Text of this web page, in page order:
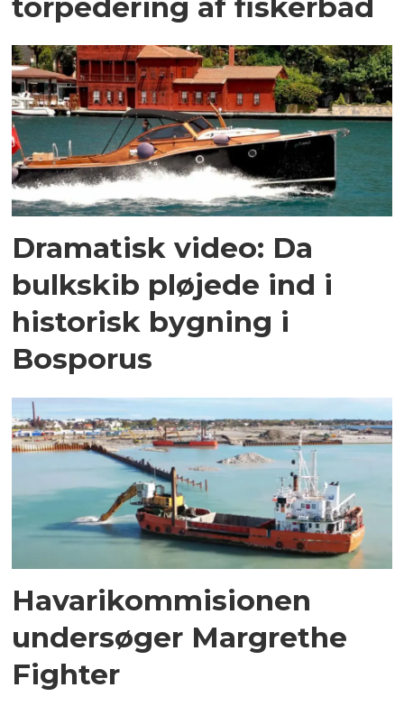
Dramatisk video: Da
bulkskib pløjede ind i
historisk bygning i
Bosporus
Havarikommisionen
undersøger Margrethe
Fighter